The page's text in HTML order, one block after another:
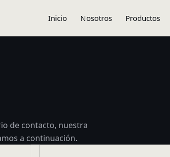
Inicio Nosotros Productos
de contacto, nuestra
a continuación.